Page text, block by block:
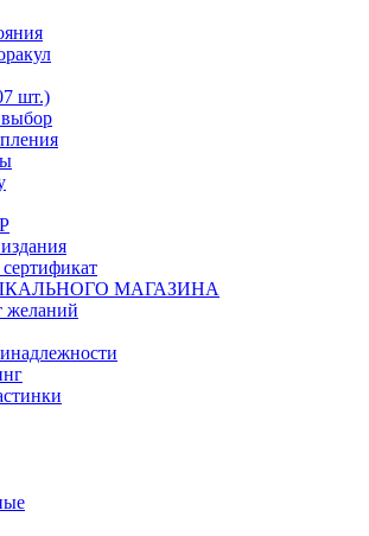
шт.)
МАГАЗИНА
желаний